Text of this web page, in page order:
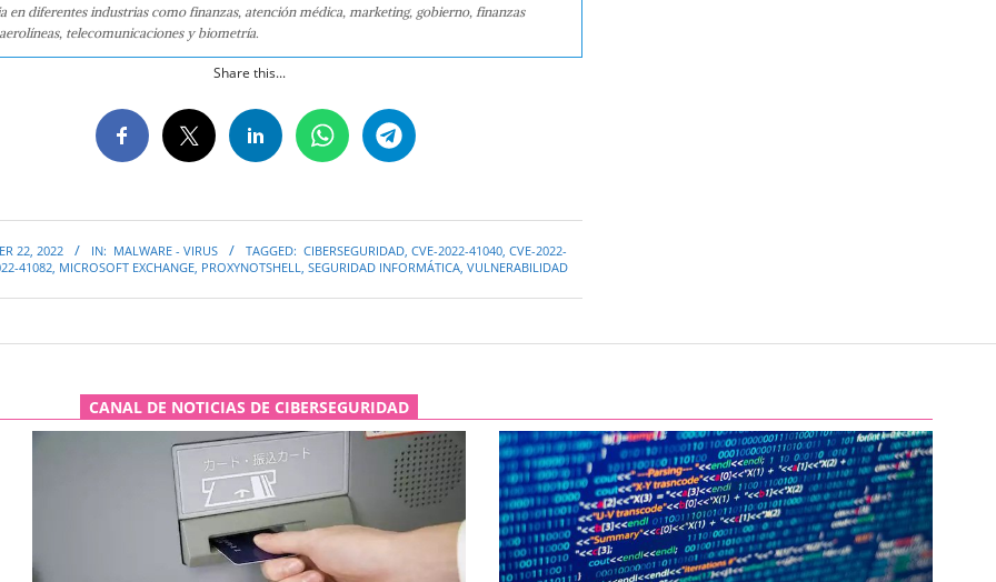
en diferentes industrias como finanzas, atención médica, marketing, gobierno, finanzas
telecomunicaciones y biometría.
Share this...
22, 2022 IN: MALWARE - VIRUS TAGGED: CIBERSEGURIDAD, CVE-2022-41040, CVE-2022-
41082, MICROSOFT EXCHANGE, PROXYNOTSHELL, SEGURIDAD INFORMÁTICA, VULNERABILIDAD
CANAL DE NOTICIAS DE CIBERSEGURIDAD